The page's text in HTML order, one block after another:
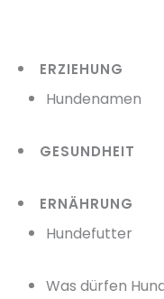
springenERZIEHUNG
Hundenamen
GESUNDHEIT
ERNÄHRUNG
Hundefutter
Was dürfen